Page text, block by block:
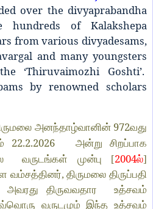
over the divyaprabandha
of Kalakshepa
from various divyadesams,
and many youngsters
‘Thiruvaimozhi Goshti’.
by renowned scholars
அனந்தாழ்வானின் 972வது
22.2.2026
அன்று சிறப்பாக
வருடங்கள் முன்பு [2004ல்]
திருமலை திருப்பதி
திருவவதார உத்சவம்
வருடமும் இந்த உத்சவம்